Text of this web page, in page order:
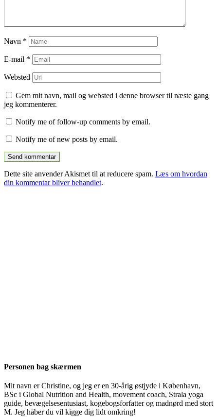
Navn *
E-mail *
Websted
Gem mit navn, mail og websted i denne browser til næste gang
jeg kommenterer.
Notify me of follow-up comments by email.
Notify me of new posts by email.
Dette site anvender Akismet til at reducere spam. Læs om hvordan
din kommentar bliver behandlet.
Personen bag skærmen
Mit navn er Christine, og jeg er en 30-årig østjyde i København,
BSc i Global Nutrition and Health, movement coach, Strala yoga
guide, bevægelsesentusiast, kogebogsforfatter og madnørd med stort
M. Jeg håber du vil kigge dig lidt omkring!